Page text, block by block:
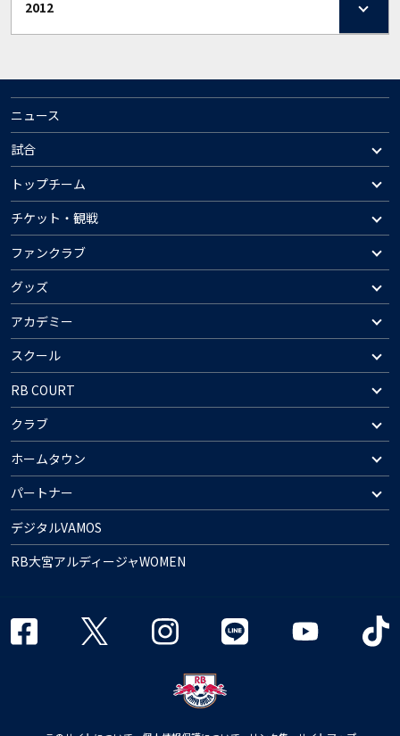
2012
ニュース
試合
トップチーム
チケット・観戦
ファンクラブ
グッズ
アカデミー
スクール
RB COURT
クラブ
ホームタウン
パートナー
デジタルVAMOS
RB大宮アルディージャWOMEN